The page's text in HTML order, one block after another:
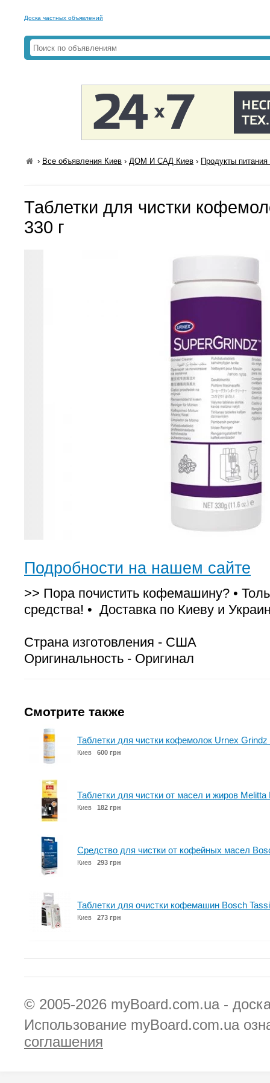
Доска частных объявлений
› Все объявления Киев ›ДОМ И САД Киев › Продукты
Таблетки для чистки
330 г
Подробности на нашем сайте
>> Пора почистить кофемашину? •
средства! • Доставка по Киеву и
Страна изготовления - США
Оригинальность - Оригинал
Смотрите также
Таблетки для чистки кофемолок Urnex Grindz
Киев 600 грн
Таблетки для чистки от масел и жиров
Киев 182 грн
Средство для чистки от кофейных масел
Киев 293 грн
Таблетки для очистки кофемашин Bosch
Киев 273 грн
© 2005-2026 myBoard.com.ua -
Использование myBoard.com.ua
соглашения